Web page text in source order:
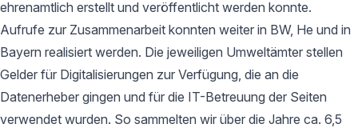
ehrenamtlich erstellt und veröffentlicht werden konnte.
Aufrufe zur Zusammenarbeit konnten weiter in BW, He und in
Bayern realisiert werden. Die jeweiligen Umweltämter stellen
Gelder für Digitalisierungen zur Verfügung, die an die
Datenerheber gingen und für die IT-Betreuung der Seiten
verwendet wurden. So sammelten wir über die Jahre ca. 6,5